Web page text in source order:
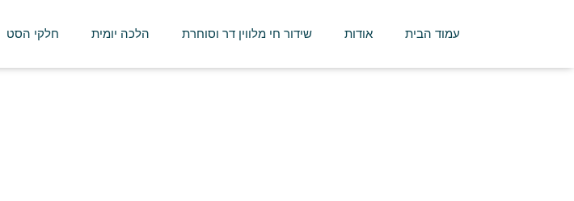
עמוד הבית אודות שידור חי מלווין דר וסוחרת הלכה יומית חלקי הסט